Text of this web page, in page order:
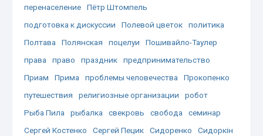
перенаселение
Пётр Штомпель
подготовка к дискуссии
Полевой цветок
политика
Полтава
Полянская поцелуи
Пошивайло-Таулер
права
право праздник
предпринимательство
Приам
Прима проблемы человечества
Прокопенко
путешествия
религиозные организации
робот
Рыба Пила
рыбалка свекровь свобода
семинар
Сергей Костенко
Сергей Пецик Сидоренко
Сидоркін